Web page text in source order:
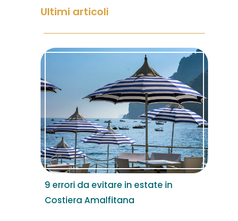
Ultimi articoli
9 errori da evitare in estate in
Costiera Amalfitana